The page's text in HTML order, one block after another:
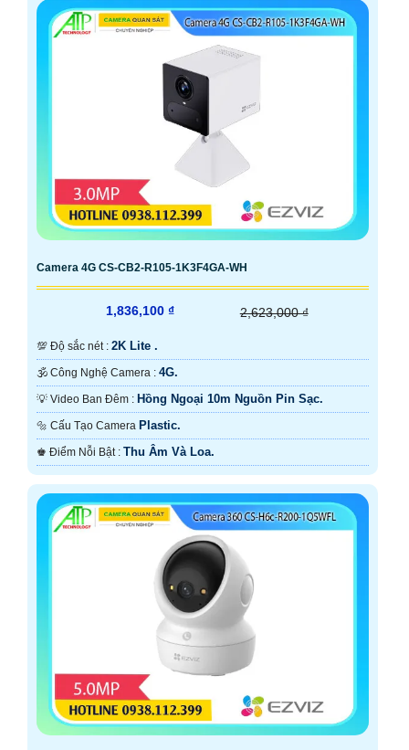
Camera 4G CS-CB2-R105-1K3F4GA-WH
1,836,100 ₫ 2,623,000 ₫
💯 Độ sắc nét : 2K Lite .
🕉️ Công Nghệ Camera : 4G.
💡 Video Ban Đêm : Hồng Ngoại 10m Nguồn Pin Sạc.
🔩 Cấu Tạo Camera Plastic.
️♚ Điểm Nỗi Bật : Thu Âm Và Loa.